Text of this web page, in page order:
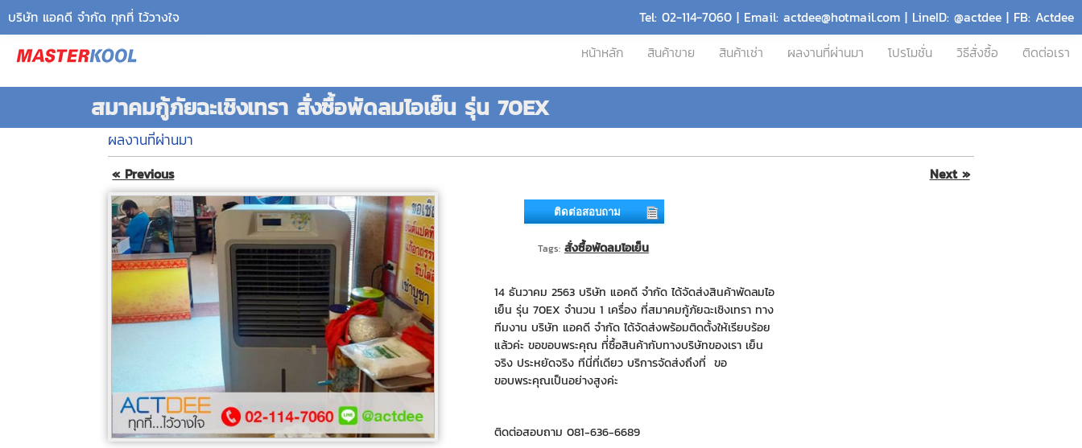
บริษัท แอคดี จำกัด ทุกที่ ไว้วางใจ
Tel: 02-114-7060 | Email: actdee@hotmail.com | LineID: @actdee | FB: Actdee
หน้าหลัก
สินค้าขาย สินค้าเช่า ผลงานที่ผ่านมา โปรโมชั่น วิธีสั่งซื้อ ติดต่อเรา
สมาคมกู้ภัยฉะเชิงเทรา สั่งซื้อพัดลมไอเย็น รุ่น 70EX
ผลงานที่ผ่านมา
« Previous Next »
Tags: สั่งซื้อพัดลมไอเย็น
14 ธันวาคม 2563 บริษัท แอคดี จำกัด ได้จัดส่งสินค้าพัดลมไอ
เย็น รุ่น 70EX จำนวน 1 เครื่อง ที่สมาคมกู้ภัยฉะเชิงเทรา ทาง
ทีมงาน บริษัท แอคดี จำกัด ได้จัดส่งพร้อมติดตั้งให้เรียบร้อย
แล้วค่ะ ขอขอบพระคุณ ที่่ซื้อสินค้ากับทางบริษัทของเรา เย็น
จริง ประหยัดจริง ทีนี่ที่เดียว บริการจัดส่งถึงที่ ขอ
ขอบพระคุณเป็นอย่างสูงค่ะ
ติดต่อสอบถาม 081-636-6689